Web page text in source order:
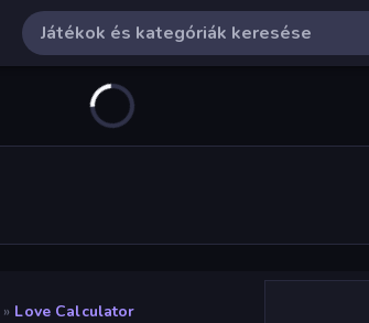
» Love Calculator